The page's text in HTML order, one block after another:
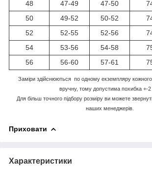
48
47-49 47-50
50
49-52 50-52
52
52-55 52-56
54
53-56 54-58
56
56-60 57-61
Заміри здійснюються по одному екземпляру
вручну, тому допустима похибка +-2
Для більш точного підбору розміру ви можете
наших менеджерів.
Приховати
Характеристики